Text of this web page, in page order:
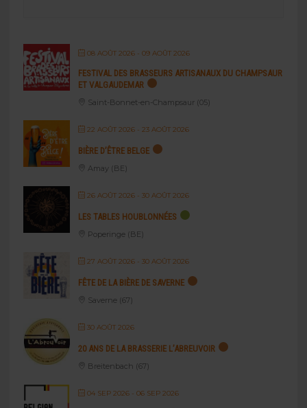
08 AOÛT 2026- 09 AOÛT 2026
FESTIVAL DES BRASSEURS ARTISANAUX DU CHAMPSAUR
ET VALGAUDEMAR
Saint-Bonnet-en-Champsaur (05)
22 AOÛT 2026- 23 AOÛT 2026
BIÈRE D’ÊTRE BELGE
Amay (BE)
26 AOÛT 2026- 30 AOÛT 2026
LES TABLES HOUBLONNÉES
Poperinge (BE)
27 AOÛT 2026- 30 AOÛT 2026
FÊTE DE LA BIÈRE DE SAVERNE
Saverne (67)
30 AOÛT 2026
20 ANS DE LA BRASSERIE L’ABREUVOIR
Breitenbach (67)
04 SEP 2026- 06 SEP 2026